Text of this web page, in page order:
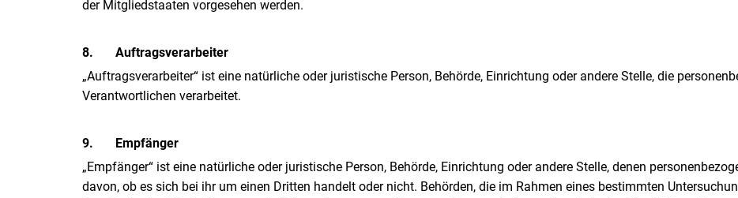
der Mitgliedstaaten vorgesehen werden.
8. Auftragsverarbeiter
„Auftragsverarbeiter“ ist eine natürliche oder juristische Person, Behörde, Einrichtung oder andere Stelle, die
Verantwortlichen verarbeitet.
9. Empfänger
„Empfänger“ ist eine natürliche oder juristische Person, Behörde, Einrichtung oder andere Stelle, denen
davon, ob es sich bei ihr um einen Dritten handelt oder nicht. Behörden, die im Rahmen eines bestimmten